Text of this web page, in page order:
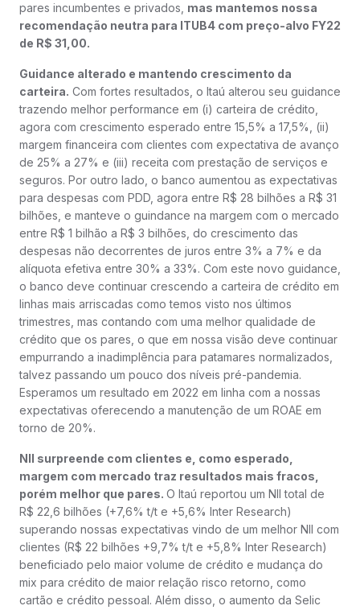
pares incumbentes e privados, mas mantemos nossa
recomendação neutra para ITUB4 com preço-alvo FY22
de R$ 31,00.
Guidance alterado e mantendo crescimento da
carteira. Com fortes resultados, o Itaú alterou seu guidance
trazendo melhor performance em (i) carteira de crédito,
agora com crescimento esperado entre 15,5% a 17,5%, (ii)
margem financeira com clientes com expectativa de avanço
de 25% a 27% e (iii) receita com prestação de serviços e
seguros. Por outro lado, o banco aumentou as expectativas
para despesas com PDD, agora entre R$ 28 bilhões a R$ 31
bilhões, e manteve o guindance na margem com o mercado
entre R$ 1 bilhão a R$ 3 bilhões, do crescimento das
despesas não decorrentes de juros entre 3% a 7% e da
alíquota efetiva entre 30% a 33%. Com este novo guidance,
o banco deve continuar crescendo a carteira de crédito em
linhas mais arriscadas como temos visto nos últimos
trimestres, mas contando com uma melhor qualidade de
crédito que os pares, o que em nossa visão deve continuar
empurrando a inadimplência para patamares normalizados,
talvez passando um pouco dos níveis pré-pandemia.
Esperamos um resultado em 2022 em linha com a nossas
expectativas oferecendo a manutenção de um ROAE em
torno de 20%.
NII surpreende com clientes e, como esperado,
margem com mercado traz resultados mais fracos,
porém melhor que pares. O Itaú reportou um NII total de
R$ 22,6 bilhões (+7,6% t/t e +5,6% Inter Research)
superando nossas expectativas vindo de um melhor NII com
clientes (R$ 22 bilhões +9,7% t/t e +5,8% Inter Research)
beneficiado pelo maior volume de crédito e mudança do
mix para crédito de maior relação risco retorno, como
cartão e crédito pessoal. Além disso, o aumento da Selic